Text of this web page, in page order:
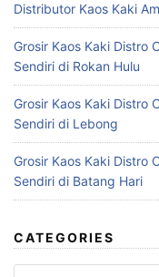
Distributor Kaos Kaki
Grosir Kaos Kaki Distro
Sendiri di Rokan Hulu
Grosir Kaos Kaki Distro
Sendiri di Lebong
Grosir Kaos Kaki Distro
Sendiri di Batang Hari
CATEGORIES
Categories